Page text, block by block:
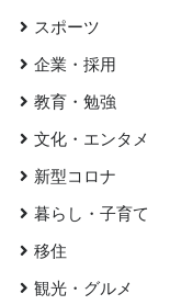
スポーツ
企業・採用
教育・勉強
文化・エンタメ
新型コロナ
暮らし・子育て
移住
観光・グルメ